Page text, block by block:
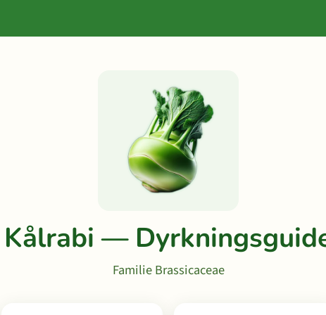
Kålrabi —
Familie Brassicaceae